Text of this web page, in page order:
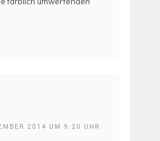
2014 UM 9:20 UHR